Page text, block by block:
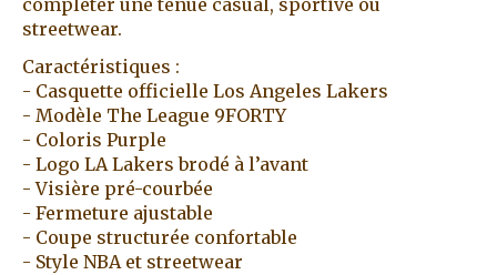
streetwear.
Caractéristiques :
- Casquette officielle Los Angeles Lakers
- Modèle The League 9FORTY
- Coloris Purple
- Logo LA Lakers brodé à l’avant
- Visière pré-courbée
- Fermeture ajustable
- Coupe structurée confortable
- Style NBA et streetwear